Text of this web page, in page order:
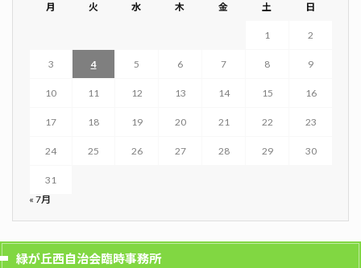
月 火 水 木 金 土 日
1 2
3 4 5 6 7 8 9
10 11 12 13 14 15 16
17 18 19 20 21 22 23
24 25 26 27 28 29 30
31
« 7月
緑が丘西自治会臨時事務所